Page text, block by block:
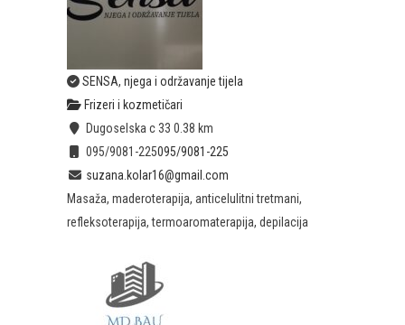
SENSA, njega i održavanje tijela
Frizeri i kozmetičari
Dugoselska c 33 0.38 km
095/9081-225095/9081-225
suzana.kolar16@gmail.com
Masaža, maderoterapija, anticelulitni tretmani,
refleksoterapija, termoaromaterapija, depilacija